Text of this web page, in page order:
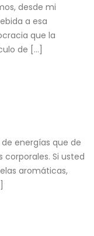
desde mi
a esa
que la
de […]
energías que de
Si usted
aromáticas,